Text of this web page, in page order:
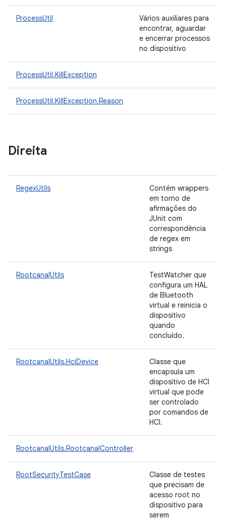
ProcessUtil
Vários auxiliares para
encontrar, aguardar
e encerrar processos
no dispositivo
ProcessUtil.KillException
ProcessUtil.KillException.Reason
Direita
RegexUtils
Contém wrappers
em torno de
afirmações do
JUnit com
correspondência
de regex em
strings
RootcanalUtils
TestWatcher que
configura um HAL
de Bluetooth
virtual e reinicia o
dispositivo
quando
concluído.
RootcanalUtils.HciDevice
Classe que
encapsula um
dispositivo de HCI
virtual que pode
ser controlado
por comandos de
HCI.
RootcanalUtils.RootcanalController
RootSecurityTestCase
Classe de testes
que precisam de
acesso root no
dispositivo para
serem